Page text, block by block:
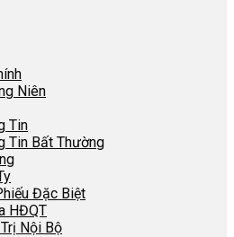
Niên
Tin
Tin Bất Thường
Đặc Biệt
HĐQT
Nội Bộ